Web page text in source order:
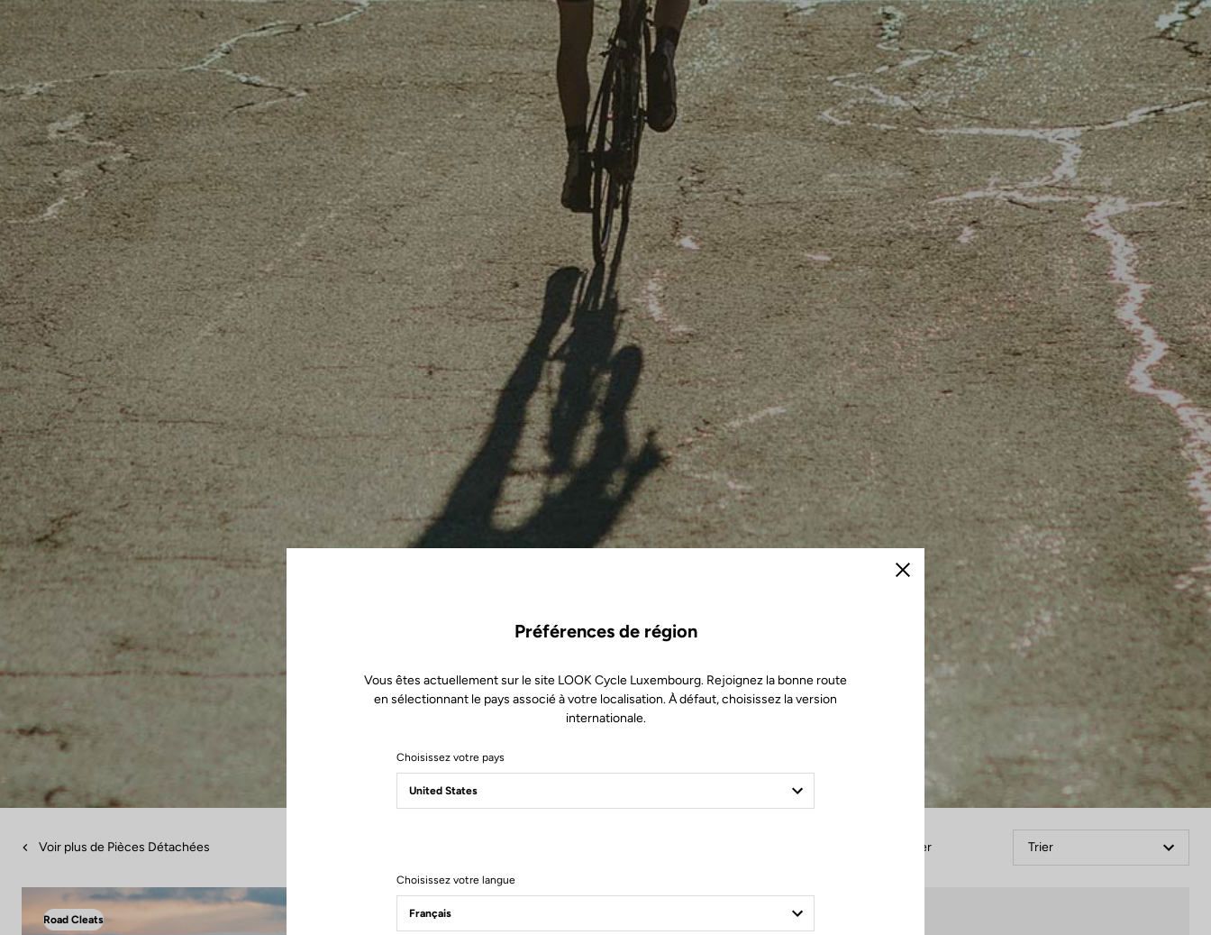
Voir plus de Pièces Détachées Filtrer Trier
Road Cleats
Fermer
Préférences de région
Vous êtes actuellement sur le site LOOK Cycle Luxembourg. Rejoignez la bonne route
en sélectionnant le pays associé à votre localisation. À défaut, choisissez la version
internationale.
Choisissez votre pays
Choisissez votre langue